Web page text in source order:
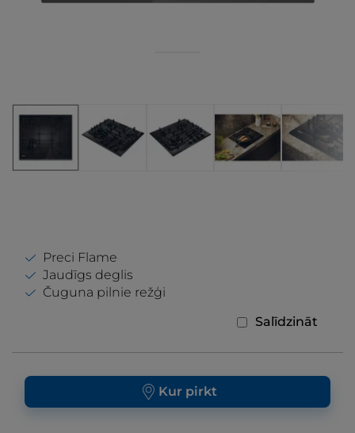
Preci Flame
Jaudīgs deglis
Čuguna pilnie režģi
Salīdzināt
Kur pirkt